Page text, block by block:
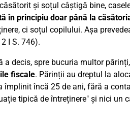
și soțul câștigă bine,
în principiu doar până la
ci soțul copilului. Așa
I S. 746).
a decis, spre bucuria multor
fiscale. Părinții au dreptul la
împlinit încă 25 de ani, fără a
tipică de întreținere" și nici un